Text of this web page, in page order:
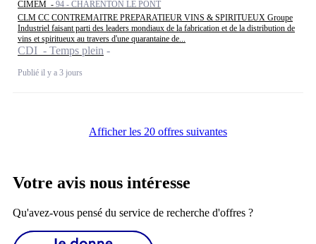
CIMEM - 94 - CHARENTON LE PONT
CLM CC CONTREMAITRE PREPARATIEUR VINS & SPIRITUEUX Groupe
Industriel faisant parti des leaders mondiaux de la fabrication et de la distribution de
vins et spiritueux au travers d'une quarantaine de...
CDI - Temps plein
Publié il y a 3 jours
Afficher les 20 offres suivantes
Votre avis nous intéresse
Qu'avez-vous pensé du service de recherche d'offres ?